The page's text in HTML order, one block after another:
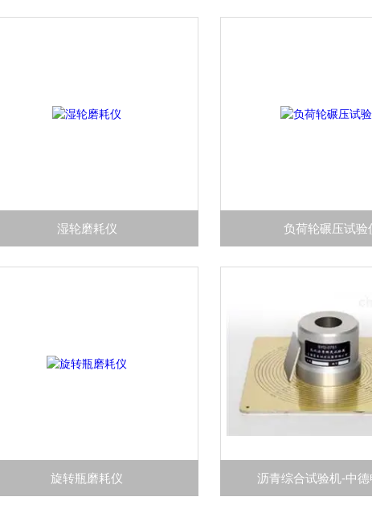
湿轮磨耗仪 负荷轮碾压试验
旋转瓶磨耗仪 沥青综合试验机-中德